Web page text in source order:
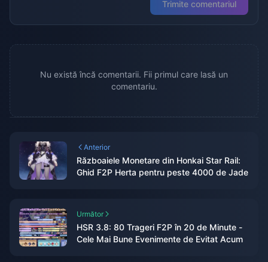
Trimite comentariul
Nu există încă comentarii. Fii primul care lasă un
comentariu.
Anterior
Războaiele Monetare din Honkai Star Rail:
Ghid F2P Herta pentru peste 4000 de Jade
Următor
HSR 3.8: 80 Trageri F2P în 20 de Minute -
Cele Mai Bune Evenimente de Evitat Acum